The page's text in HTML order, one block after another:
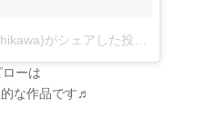
ーは
な作品です♬